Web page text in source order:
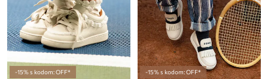
-15% s kodom: OFF* -15% s kodom: OFF*